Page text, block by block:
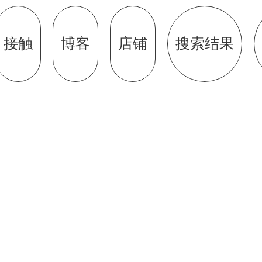
接触 博客 店铺 搜索结果